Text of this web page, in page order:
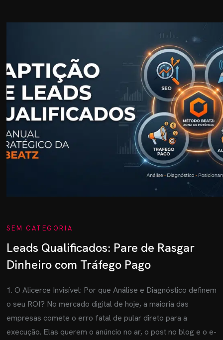
SEM CATEGORIA
Leads Qualificados: Pare de Rasgar
Dinheiro com Tráfego Pago
1. O Alicerce Invisível: Por que Análise e Diagnóstico definem
o seu ROI? No mercado digital de hoje, a maioria das
empresas comete o erro fatal de pular direto para a
execução. Elas querem o anúncio no ar, o post no blog e o e-